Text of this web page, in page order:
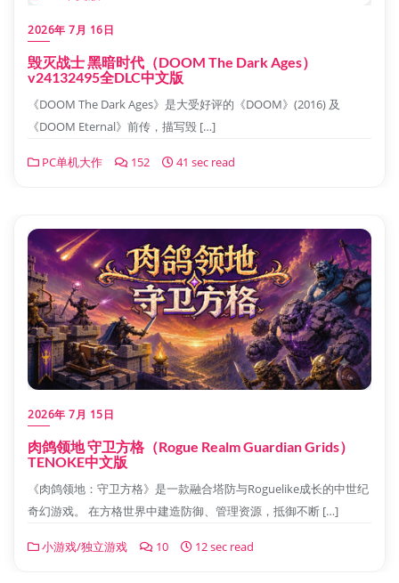
2026年 7月 16日
毁灭战士 黑暗时代（DOOM The Dark Ages）
v24132495全DLC中文版
《DOOM The Dark Ages》是大受好评的《DOOM》(2016) 及
《DOOM Eternal》前传，描写毁 […]
PC单机大作 152 41 sec read
2026年 7月 15日
肉鸽领地 守卫方格（Rogue Realm Guardian Grids）
TENOKE中文版
《肉鸽领地：守卫方格》是一款融合塔防与Roguelike成长的中世纪
奇幻游戏。 在方格世界中建造防御、管理资源，抵御不断 […]
小游戏/独立游戏 10 12 sec read